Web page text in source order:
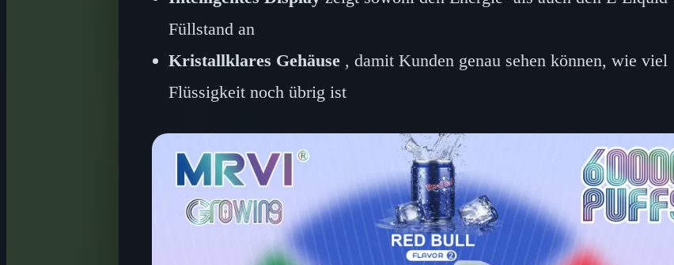
Füllstand an
Kristallklares Gehäuse, damit Kunden genau sehen können, wie viel
Flüssigkeit noch übrig ist